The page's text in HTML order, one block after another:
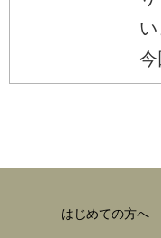
い
今
はじめての方へ